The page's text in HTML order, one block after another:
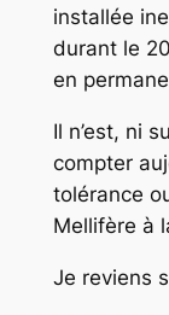
installée
durant le
en
Il n’est, ni
compter
tolérance
Mellifère à
Je reviens